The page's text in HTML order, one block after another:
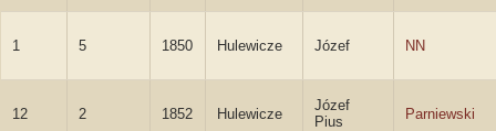
1 5 1850 Hulewicze Józef NN
12 2 1852 Hulewicze
Józef
Pius
Parniewski